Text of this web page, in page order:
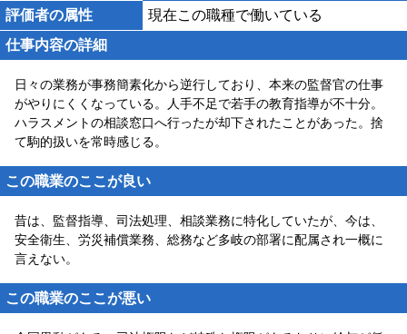
評価者の属性
現在この職種で働いている
仕事内容の詳細
日々の業務が事務簡素化から逆行しており、本来の監督官の仕事
がやりにくくなっている。人手不足で若手の教育指導が不十分。
ハラスメントの相談窓口へ行ったが却下されたことがあった。捨
て駒的扱いを常時感じる。
この職業のここが良い
昔は、監督指導、司法処理、相談業務に特化していたが、今は、
安全衛生、労災補償業務、総務など多岐の部署に配属され一概に
言えない。
この職業のここが悪い